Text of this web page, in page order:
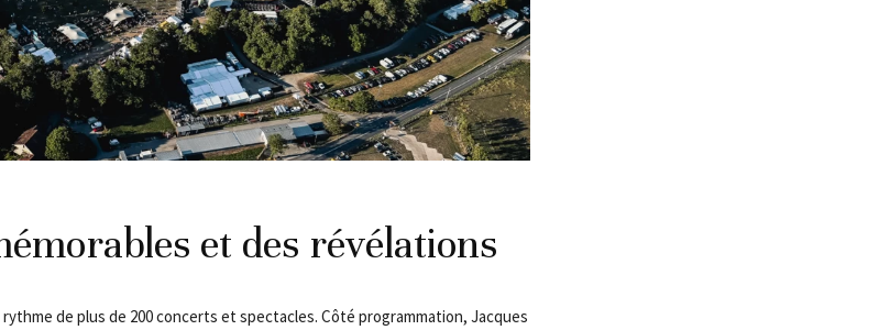
et des révélations
de plus de 200 concerts et spectacles. Côté programmation, Jacques